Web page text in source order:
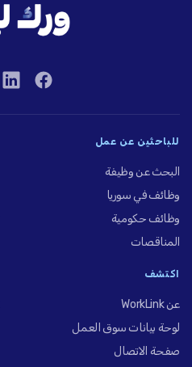
للباحثين عن عمل
البحث عن وظيفة
وظائف في سوريا
وظائف حكومية
المناقصات
اكتشف
عن WorkLink
لوحة بيانات سوق العمل
صفحة الاتصال